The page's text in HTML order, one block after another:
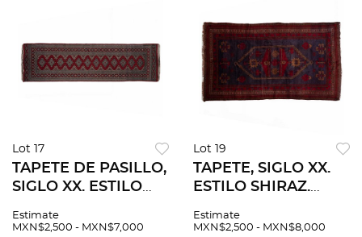
Lot 17
TAPETE DE PASILLO,
SIGLO XX. ESTILO
Elaborado en lana y
Estimate
MXN$2,500 - MXN$7,000
Lot 19
TAPETE, SIGLO XX.
ESTILO SHIRAZ.
algodón. Cuenta con
Estimate
MXN$2,500 - MXN$8,000